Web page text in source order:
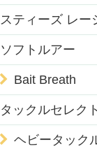
スティーズ レー
ソフトルアー
Bait Breath
タックルセレクト
ヘビータック